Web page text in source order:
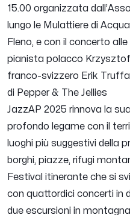
15.00 organizzata
lungo le Mulattiere di
Fleno, e con il concerto
pianista polacco
franco-svizzero Erik
di Pepper & The Jellies
JazzAP 2025 rinnova la
profondo legame con il
luoghi più suggestivi della
borghi, piazze, rifugi
Festival itinerante che si
con quattordici concerti in
due escursioni in